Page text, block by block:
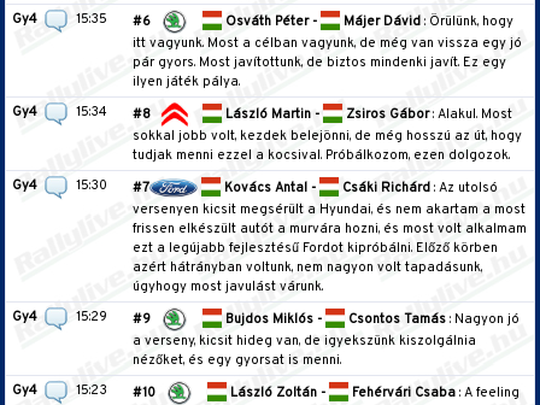
Gy4
15:35 #6 Osváth Péter - Májer Dávid: Örülünk, hogy
itt vagyunk. Most a célban vagyunk, de még van vissza egy jó
pár gyors. Most javítottunk, de biztos mindenki javít. Ez egy
ilyen játék pálya.
Gy4
15:34 #8 László Martin - Zsiros Gábor: Alakul. Most
sokkal jobb volt, kezdek belejönni, de még hosszú az út, hogy
tudjak menni ezzel a kocsival. Próbálkozom, ezen dolgozok.
Gy4
15:30 #7 Kovács Antal - Csáki Richárd: Az utolsó
versenyen kicsit megsérült a Hyundai, és nem akartam a most
frissen elkészült autót a murvára hozni, és most volt alkalmam
ezt a legújabb fejlesztésű Fordot kipróbálni. Előző körben
azért hátrányban voltunk, nem nagyon volt tapadásunk,
úgyhogy most javulást várunk.
Gy4
15:29 #9 Bujdos Miklós - Csontos Tamás: Nagyon jó
a verseny, kicsit hideg van, de igyekszünk kiszolgálnia
nézőket, és egy gyorsat is menni.
Gy4
15:23 #10 László Zoltán - Fehérvári Csaba: A feeling